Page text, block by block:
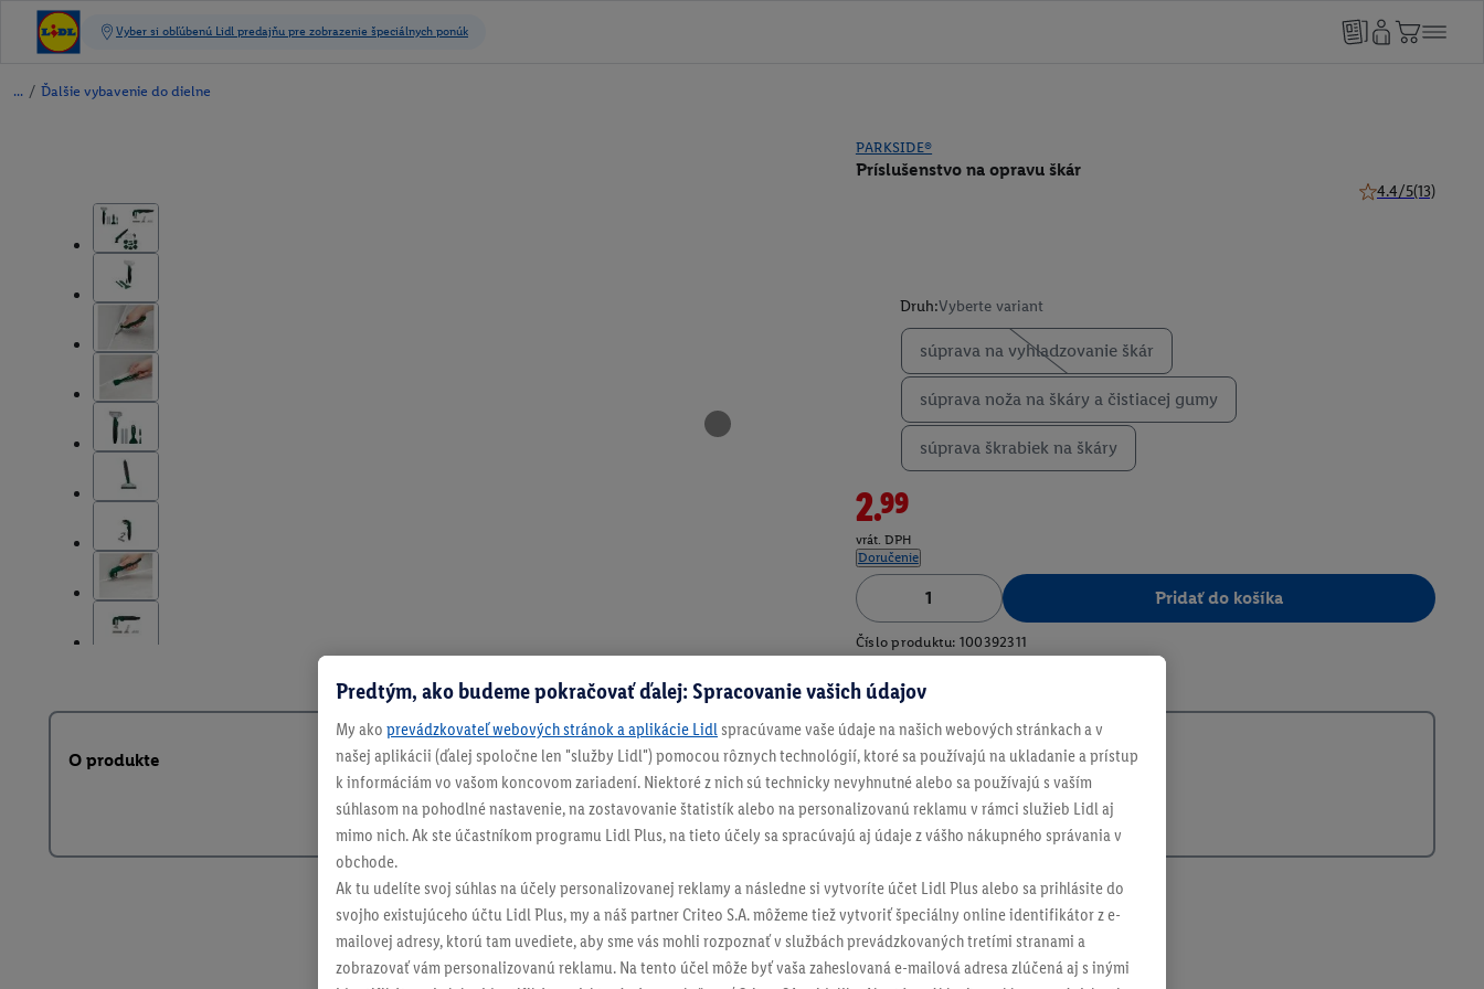
/ Ďalšie vybavenie do dielne
PARKSIDE®
Príslušenstvo na opravu škár
4.4/5(13)
Druh:Vyberte variant
súprava na vyhladzovanie škár
súprava noža na škáry a čistiacej gumy
súprava škrabiek na škáry
2.99
vrát. DPH
Doručenie
Pridať do košíka
Číslo produktu: 100392311
O produkte
Predtým, ako budeme pokračovať ďalej: Spracovanie vašich údajov
My ako prevádzkovateľ webových stránok a aplikácie Lidl spracúvame vaše údaje na našich webových stránkach a v
našej aplikácii (ďalej spoločne len "služby Lidl") pomocou rôznych technológií, ktoré sa používajú na ukladanie a prístup
k informáciám vo vašom koncovom zariadení. Niektoré z nich sú technicky nevyhnutné alebo sa používajú s vaším
súhlasom na pohodlné nastavenie, na zostavovanie štatistík alebo na personalizovanú reklamu v rámci služieb Lidl aj
mimo nich. Ak ste účastníkom programu Lidl Plus, na tieto účely sa spracúvajú aj údaje z vášho nákupného správania v
obchode.
Ak tu udelíte svoj súhlas na účely personalizovanej reklamy a následne si vytvoríte účet Lidl Plus alebo sa prihlásite do
svojho existujúceho účtu Lidl Plus, my a náš partner Criteo S.A. môžeme tiež vytvoriť špeciálny online identifikátor z e-
mailovej adresy, ktorú tam uvediete, aby sme vás mohli rozpoznať v službách prevádzkovaných tretími stranami a
zobrazovať vám personalizovanú reklamu. Na tento účel môže byť vaša zaheslovaná e-mailová adresa zlúčená aj s inými